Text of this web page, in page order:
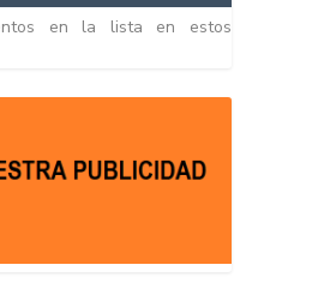
en la lista en estos